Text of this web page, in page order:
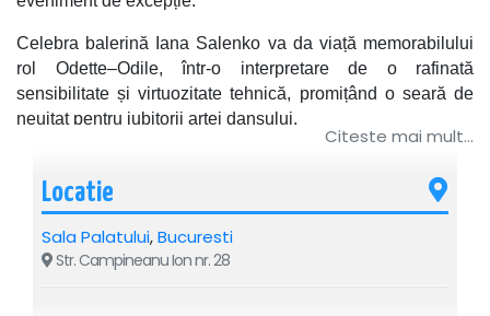
Celebra balerină Iana Salenko va da viață memorabilului
rol Odette–Odile, într-o interpretare de o rafinată
sensibilitate și virtuozitate tehnică, promițând o seară de
neuitat pentru iubitorii artei dansului.
Lebedelor, remarcându-se printr-o tehnică excepțională,
sărituri spectaculoase, precizie impecabilă și o prezență
scenică electrizantă. Recunoscut la nivel internațional
pentru virtuozitatea sa, viteza execuției și claritatea liniilor,
Simkin aduce un plus de dinamism și intensitate fiecărei
Citeste mai mult...
Locatie
Sala Palatului,Bucuresti
Str. Campineanu Ion nr. 28